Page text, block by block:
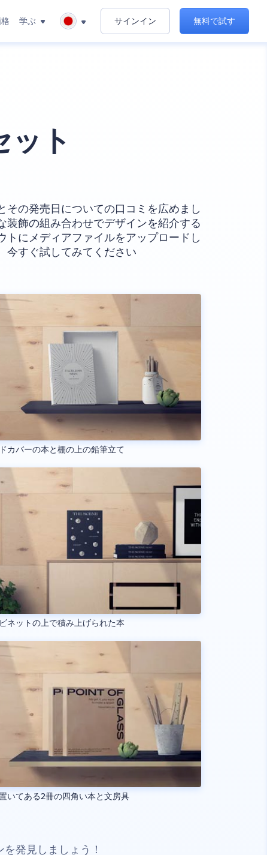
学ぶ サインイン 無料で試す
ット
の発売日についての口コミを広めまし
装飾の組み合わせでデザインを紹介する
にメディアファイルをアップロードし
今すぐ試してみてください
カバーの本と棚の上の鉛筆立て
ネットの上で積み上げられた本
いてある2冊の四角い本と文房具
発見しましょう！